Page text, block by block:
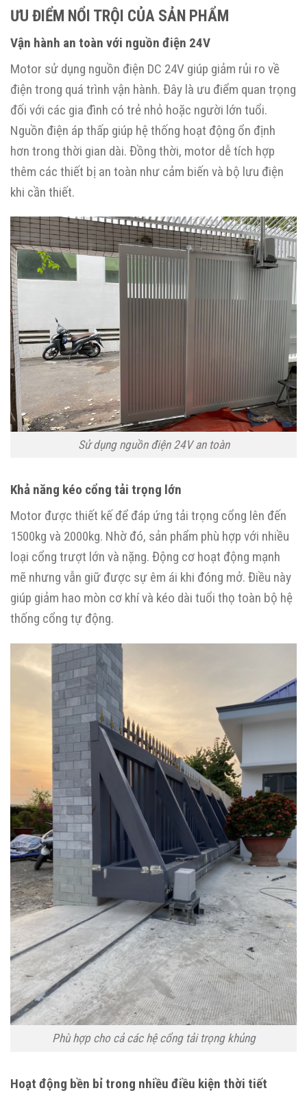
ƯU ĐIỂM NỔI TRỘI CỦA SẢN PHẨM
Vận hành an toàn với nguồn điện 24V
Motor sử dụng nguồn điện DC 24V giúp giảm rủi ro về
điện trong quá trình vận hành. Đây là ưu điểm quan trọng
đối với các gia đình có trẻ nhỏ hoặc người lớn tuổi.
Nguồn điện áp thấp giúp hệ thống hoạt động ổn định
hơn trong thời gian dài. Đồng thời, motor dễ tích hợp
thêm các thiết bị an toàn như cảm biến và bộ lưu điện
khi cần thiết.
Sử dụng nguồn điện 24V an toàn
Khả năng kéo cổng tải trọng lớn
Motor được thiết kế để đáp ứng tải trọng cổng lên đến
1500kg và 2000kg. Nhờ đó, sản phẩm phù hợp với nhiều
loại cổng trượt lớn và nặng. Động cơ hoạt động mạnh
mẽ nhưng vẫn giữ được sự êm ái khi đóng mở. Điều này
giúp giảm hao mòn cơ khí và kéo dài tuổi thọ toàn bộ hệ
thống cổng tự động.
Phù hợp cho cả các hệ cổng tải trọng khủng
Hoạt động bền bỉ trong nhiều điều kiện thời tiết